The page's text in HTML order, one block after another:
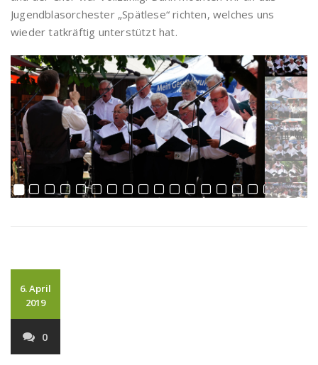
Jugendblasorchester „Spätlese“ richten, welches uns
wieder tatkräftig unterstützt hat.
6. April
2019
0